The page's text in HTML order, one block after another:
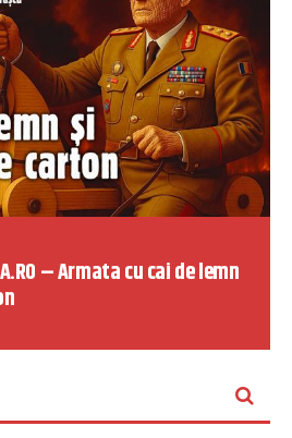
– Armata cu cai de lemn